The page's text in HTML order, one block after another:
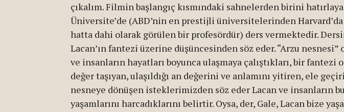
çıkalım. Filmin başlangıç kısmındaki sahnelerden birini
Üniversite’de (ABD’nin en prestijli üniversitelerinden
hatta dahi olarak görülen bir profesördür) ders vermektedir.
Lacan’ın fantezi üzerine düşüncesinden söz eder. “Arzu nesnesi”
ve insanların hayatları boyunca ulaşmaya çalıştıkları, bir fantezi
değer taşıyan, ulaşıldığı an değerini ve anlamını yitiren, ele
nesneye dönüşen isteklerimizden söz eder Lacan ve insanların
yaşamlarını harcadıklarını belirtir. Oysa, der, Gale, Lacan bize